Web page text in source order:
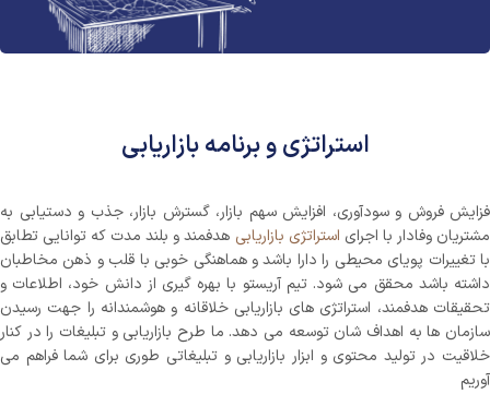
استراتژی و برنامه بازاریابی
فزایش فروش و سودآوری، افزایش سهم بازار، گسترش بازار، جذب و دستیابی به
مشتریان وفادار با اجرای استراتژی بازاریابی هدفمند و بلند مدت که توانایی تطابق
با تغییرات پویای محیطی را دارا باشد و هماهنگی خوبی با قلب و ذهن مخاطبان
داشته باشد محقق می شود. تیم آریستو با بهره گیری از دانش خود، اطلاعات و
تحقیقات هدفمند، استراتژی های بازاریابی خلاقانه و هوشمندانه را جهت رسیدن
سازمان ها به اهداف شان توسعه می دهد. ما طرح بازاریابی و تبلیغات را در کنار
خلاقیت در تولید محتوی و ابزار بازاریابی و تبلیغاتی طوری برای شما فراهم می
آوریم